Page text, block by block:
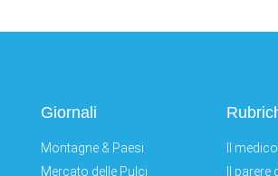
Giornali
Montagne & Paesi
Mercato delle Pulci
Il
Il